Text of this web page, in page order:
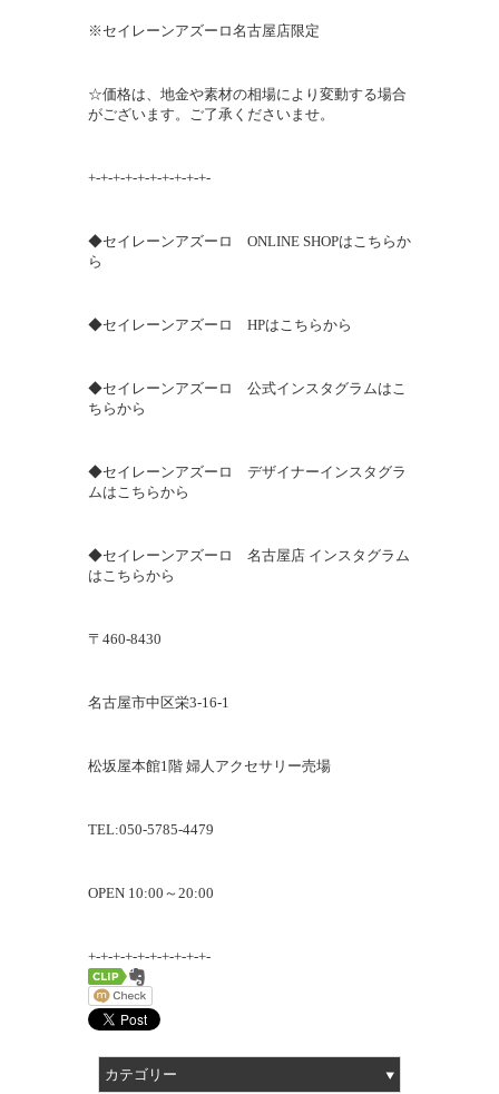
※セイレーンアズーロ名古屋店限定
☆価格は、地金や素材の相場により変動する場合
がございます。ご了承くださいませ。
+-+-+-+-+-+-+-+-+-+-
◆セイレーンアズーロ ONLINE SHOPはこちらか
ら
◆セイレーンアズーロ HPはこちらから
◆セイレーンアズーロ 公式インスタグラムはこ
ちらから
◆セイレーンアズーロ デザイナーインスタグラ
ムはこちらから
◆セイレーンアズーロ 名古屋店 インスタグラム
はこちらから
〒460-8430
名古屋市中区栄3-16-1
松坂屋本館1階 婦人アクセサリー売場
TEL:050-5785-4479
OPEN 10:00～20:00
+-+-+-+-+-+-+-+-+-+-
カテゴリー